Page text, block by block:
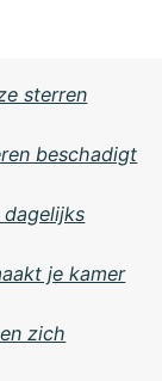
sterren
beschadigt
je kamer
zich